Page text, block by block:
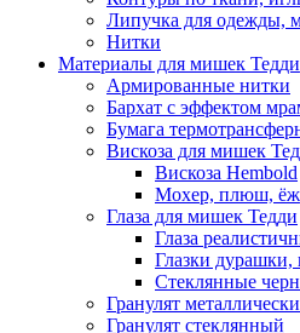
Липучка для одежды,
Нитки
Материалы для мишек Тедди
Армированные нитки
Бархат с эффектом
Бумага
Вискоза для мишек
Вискоза Hembold
Мохер, плюш, ёж
Глаза для мишек Тедди
Глаза
Глазки дурашки,
Стеклянные
Гранулят
Гранулят стеклянный